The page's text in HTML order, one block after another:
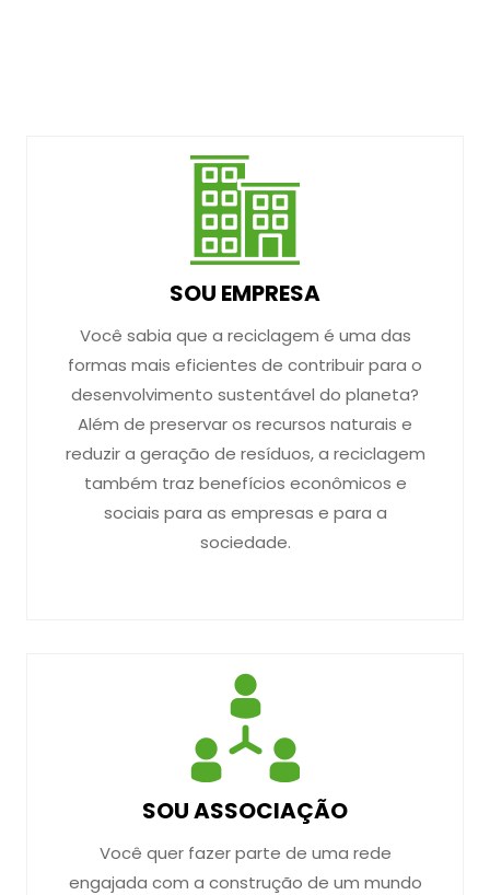
SOU EMPRESA
Você sabia que a reciclagem é uma das
formas mais eficientes de contribuir para o
desenvolvimento sustentável do planeta?
Além de preservar os recursos naturais e
reduzir a geração de resíduos, a reciclagem
também traz benefícios econômicos e
sociais para as empresas e para a
sociedade.
SOU ASSOCIAÇÃO
Você quer fazer parte de uma rede
engajada com a construção de um mundo